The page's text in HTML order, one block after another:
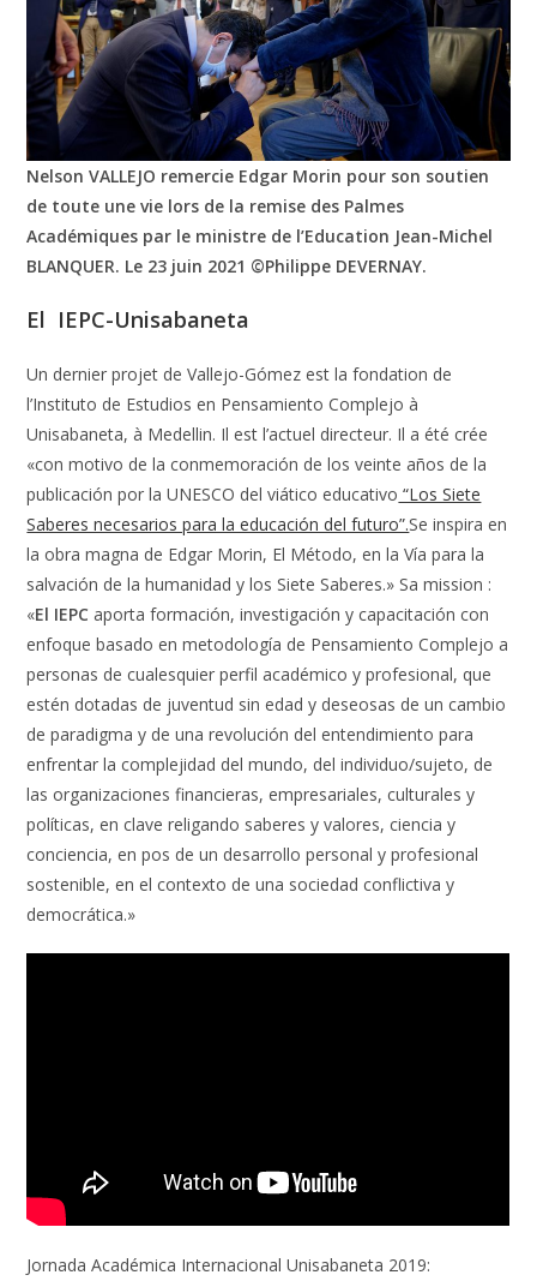
Nelson VALLEJO remercie Edgar Morin pour son soutien
de toute une vie lors de la remise des Palmes
Académiques par le ministre de l’Education Jean-Michel
BLANQUER. Le 23 juin 2021 ©Philippe DEVERNAY.
El IEPC-Unisabaneta
Un dernier projet de Vallejo-Gómez est la fondation de
l’Instituto de Estudios en Pensamiento Complejo à
Unisabaneta, à Medellin. Il est l’actuel directeur. Il a été crée
«con motivo de la conmemoración de los veinte años de la
publicación por la UNESCO del viático educativo “Los Siete
Saberes necesarios para la educación del futuro”.Se inspira en
la obra magna de Edgar Morin, El Método, en la Vía para la
salvación de la humanidad y los Siete Saberes.» Sa mission :
«El IEPC aporta formación, investigación y capacitación con
enfoque basado en metodología de Pensamiento Complejo a
personas de cualesquier perfil académico y profesional, que
estén dotadas de juventud sin edad y deseosas de un cambio
de paradigma y de una revolución del entendimiento para
enfrentar la complejidad del mundo, del individuo/sujeto, de
las organizaciones financieras, empresariales, culturales y
políticas, en clave religando saberes y valores, ciencia y
conciencia, en pos de un desarrollo personal y profesional
sostenible, en el contexto de una sociedad conflictiva y
democrática.»
Jornada Académica Internacional Unisabaneta 2019: